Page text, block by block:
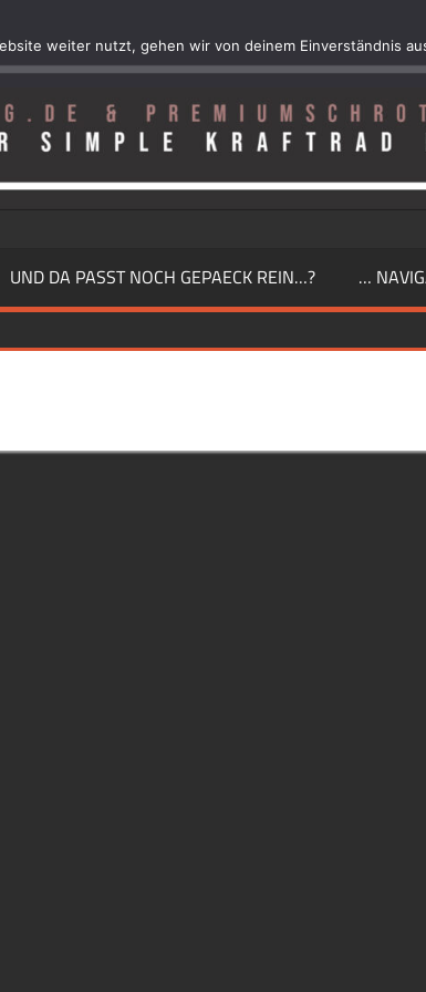
UND DA PASST NOCH GEPAECK REIN…? …
weiter nutzt, gehen wir von deinem Einverständnis